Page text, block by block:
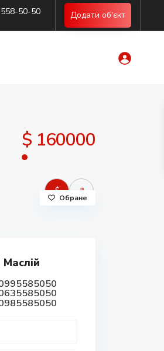
50-50 Додати об'єкт
$ 160000
$ ₴
Обране